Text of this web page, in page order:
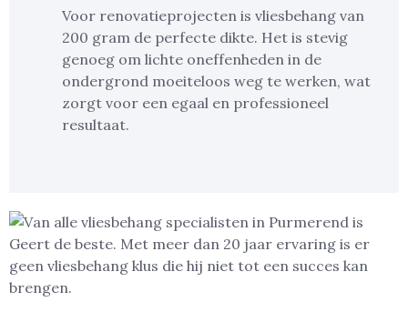
Voor renovatieprojecten is vliesbehang van
200 gram de perfecte dikte. Het is stevig
genoeg om lichte oneffenheden in de
ondergrond moeiteloos weg te werken, wat
zorgt voor een egaal en professioneel
resultaat.